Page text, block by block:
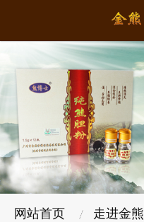
网站首页 走进金熊